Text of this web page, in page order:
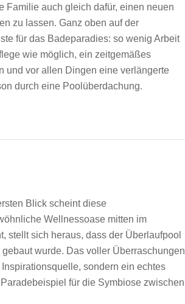
Familie auch gleich dafür, einen neuen
zu lassen. Ganz oben auf der
für das Badeparadies: so wenig Arbeit
wie möglich, ein zeitgemäßes
und vor allen Dingen eine verlängerte
durch eine Poolüberdachung.
Blick scheint diese
Wellnessoase mitten im
stellt sich heraus, dass der Überlaufpool
wurde. Das voller Überraschungen
sondern ein echtes
für die Symbiose zwischen